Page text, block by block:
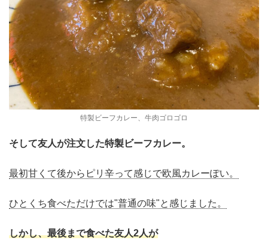
特製ビーフカレー、牛肉ゴロゴロ
そして友人が注文した特製ビーフカレー。
最初甘くて後からピリ辛って感じで欧風カレーぽい。
ひとくち食べただけでは"普通の味"と感じました。
しかし、最後まで食べた友人2人が